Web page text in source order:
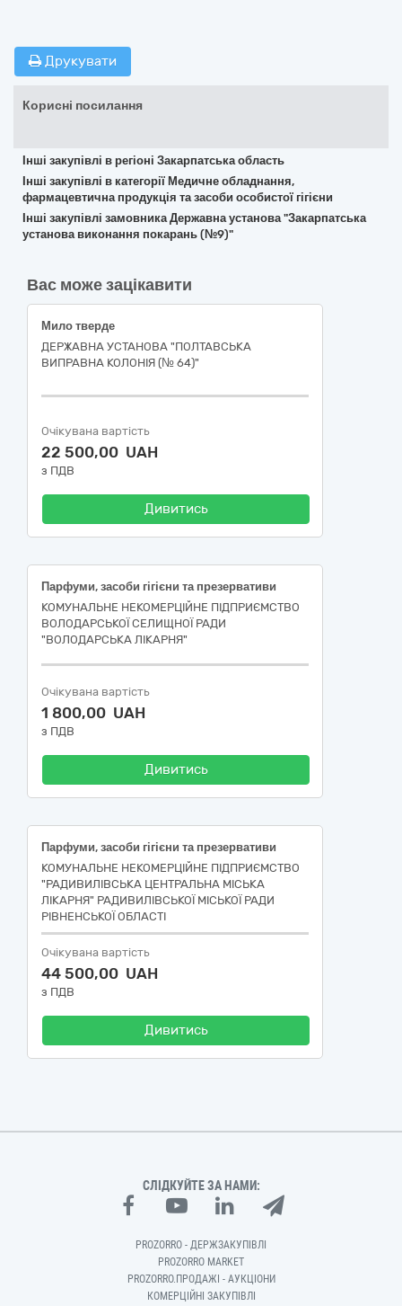
Друкувати
Корисні посилання
Інші закупівлі в регіоні Закарпатська область
Інші закупівлі в категорії Медичне обладнання,
фармацевтична продукція та засоби особистої гігієни
Інші закупівлі замовника Державна установа "Закарпатська
установа виконання покарань (№9)"
Вас може зацікавити
Мило тверде
ДЕРЖАВНА УСТАНОВА "ПОЛТАВСЬКА
ВИПРАВНА КОЛОНІЯ (№ 64)"
Очікувана вартість
22 500,00 UAH
з ПДВ
Дивитись
Парфуми, засоби гігієни та презервативи
КОМУНАЛЬНЕ НЕКОМЕРЦІЙНЕ ПІДПРИЄМСТВО
ВОЛОДАРСЬКОЇ СЕЛИЩНОЇ РАДИ
"ВОЛОДАРСЬКА ЛІКАРНЯ"
Очікувана вартість
1 800,00 UAH
з ПДВ
Дивитись
Парфуми, засоби гігієни та презервативи
КОМУНАЛЬНЕ НЕКОМЕРЦІЙНЕ ПІДПРИЄМСТВО
"РАДИВИЛІВСЬКА ЦЕНТРАЛЬНА МІСЬКА
ЛІКАРНЯ" РАДИВИЛІВСЬКОЇ МІСЬКОЇ РАДИ
РІВНЕНСЬКОЇ ОБЛАСТІ
Очікувана вартість
44 500,00 UAH
з ПДВ
Дивитись
СЛІДКУЙТЕ ЗА НАМИ:
PROZORRO - ДЕРЖЗАКУПІВЛІ
PROZORRO MARKET
PROZORRO.ПРОДАЖІ - АУКЦІОНИ
КОМЕРЦІЙНІ ЗАКУПІВЛІ